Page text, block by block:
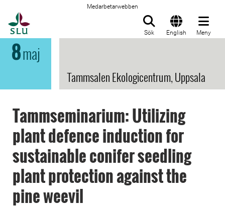
Medarbetarwebben
Sök English Meny
8maj
Tammsalen Ekologicentrum, Uppsala
Tammseminarium: Utilizing
plant defence induction for
sustainable conifer seedling
plant protection against the
pine weevil